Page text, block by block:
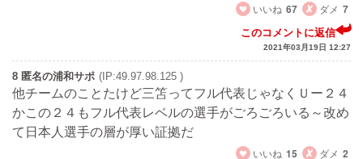
いいね 67 ダメ 7
このコメントに返信
2021年03月19日 12:27
8 匿名の浦和サポ (IP:49.97.98.125 )
他チームのことたけど三笘ってフル代表じゃなくＵー２４
かこの２４もフル代表レベルの選手がごろごろいる～改め
て日本人選手の層が厚い証拠だ
いいね 15 ダメ 2